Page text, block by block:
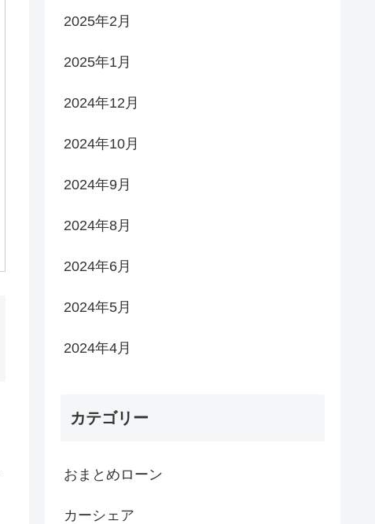
2025年2月
2025年1月
2024年12月
2024年10月
2024年9月
2024年8月
2024年6月
2024年5月
2024年4月
カテゴリー
おまとめローン
カーシェア